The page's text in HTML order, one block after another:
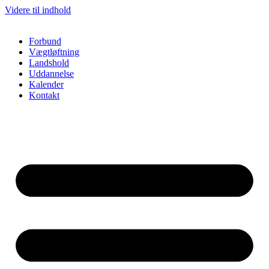
Videre til indhold
Forbund
Vægtløftning
Landshold
Uddannelse
Kalender
Kontakt